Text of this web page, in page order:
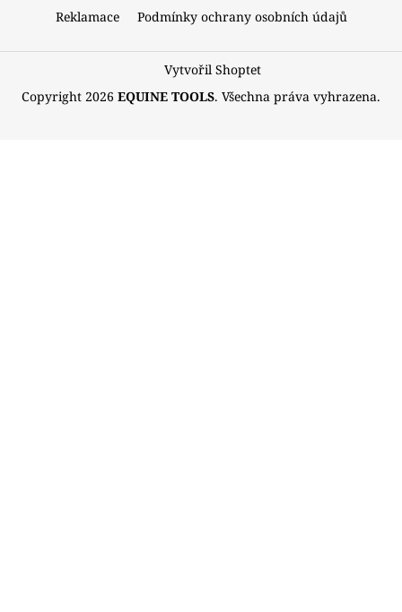
Reklamace
Podmínky ochrany osobních údajů
Vytvořil Shoptet
Copyright 2026 EQUINE TOOLS. Všechna práva vyhrazena.